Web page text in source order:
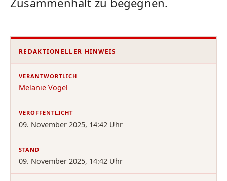
REDAKTIONELLER HINWEIS
VERANTWORTLICH
Melanie Vogel
VERÖFFENTLICHT
09. November 2025, 14:42 Uhr
STAND
09. November 2025, 14:42 Uhr